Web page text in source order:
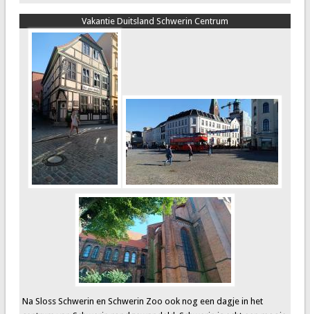
Vakantie Duitsland Schwerin Centrum
Na Sloss Schwerin en Schwerin Zoo ook nog een dagje in het